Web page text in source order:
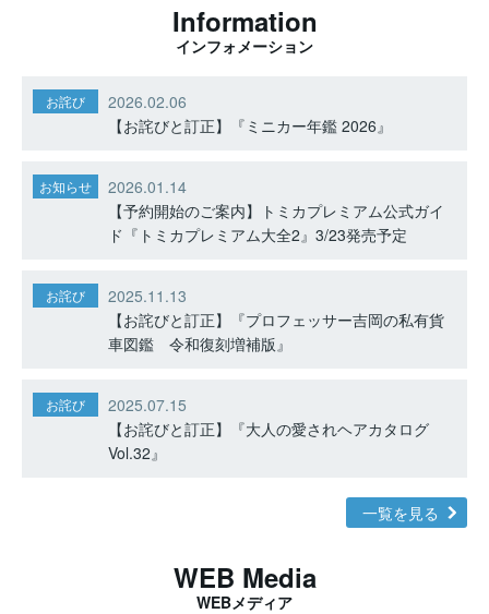
Information
インフォメーション
お詫び
2026.02.06
【お詫びと訂正】『ミニカー年鑑 2026』
お知らせ
2026.01.14
【予約開始のご案内】トミカプレミアム公式ガイ
ド『トミカプレミアム大全2』3/23発売予定
お詫び
2025.11.13
【お詫びと訂正】『プロフェッサー吉岡の私有貨
車図鑑 令和復刻増補版』
お詫び
2025.07.15
【お詫びと訂正】『大人の愛されヘアカタログ
Vol.32』
一覧を見る
WEB Media
WEBメディア